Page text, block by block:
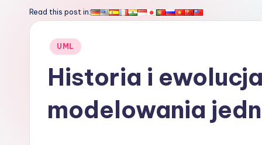
o
Read this post in:
Posted
UML
Historia i
modelowania